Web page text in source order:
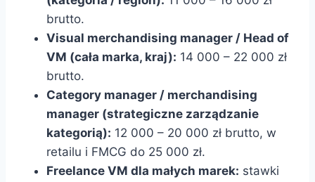
brutto.
Visual merchandising manager / Head of
VM (cała marka, kraj): 14 000 – 22 000 zł
brutto.
Category manager / merchandising
manager (strategiczne zarządzanie
kategorią): 12 000 – 20 000 zł brutto, w
retailu i FMCG do 25 000 zł.
Freelance VM dla małych marek: stawki